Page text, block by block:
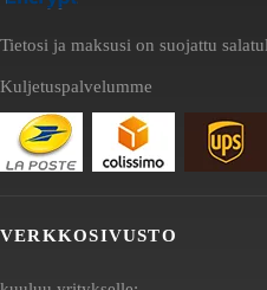
Tietosi ja maksusi on suojattu
Kuljetuspalvelumme
VERKKOSIVUSTO